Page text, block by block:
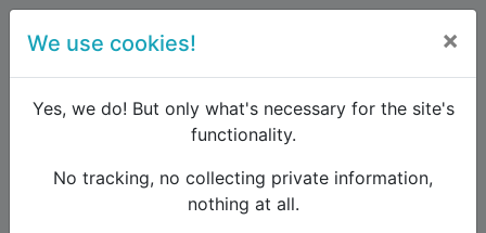
Forum
Interrail and Eurail
ZUGFAHRPLAN - Verbindungen der europäischen
We use cookies! ×
Yes, we do! But only what's necessary for the site's
functionality.
No tracking, no collecting private information,
nothing at all.